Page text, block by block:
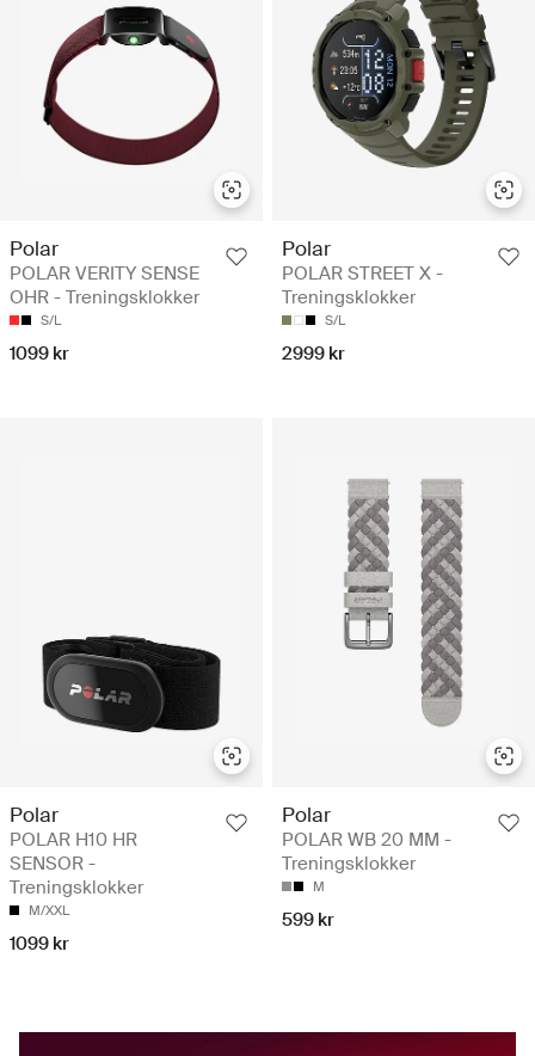
Polar
POLAR VERITY SENSE
OHR - Treningsklokker
S/L
1099 kr
Polar
POLAR STREET X -
Treningsklokker
S/L
2999 kr
Polar
POLAR H10 HR
SENSOR -
Treningsklokker
M/XXL
1099 kr
Polar
POLAR WB 20 MM -
Treningsklokker
M
599 kr